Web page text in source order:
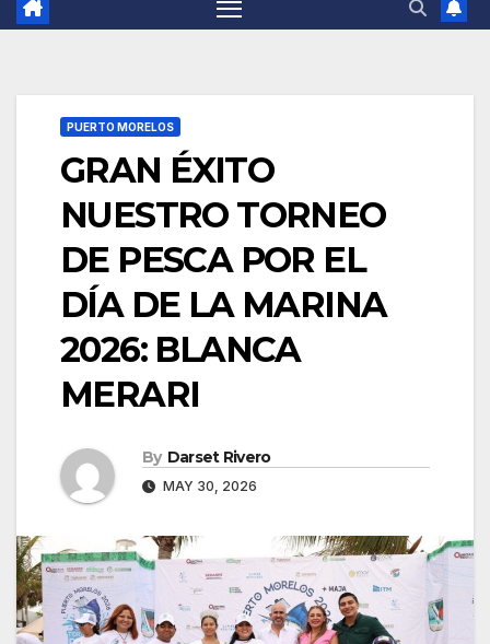
PUERTO MORELOS
GRAN ÉXITO
NUESTRO TORNEO
DE PESCA POR EL
DÍA DE LA MARINA
2026: BLANCA
MERARI
By Darset Rivero
MAY 30, 2026